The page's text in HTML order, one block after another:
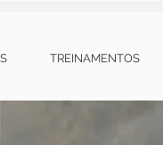
TREINAMENTOS